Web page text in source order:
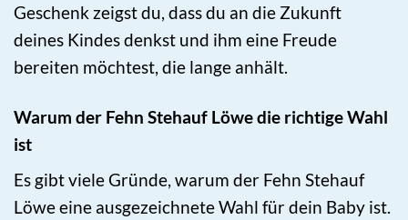
Geschenk zeigst du, dass du an die Zukunft
deines Kindes denkst und ihm eine Freude
bereiten möchtest, die lange anhält.
Warum der Fehn Stehauf Löwe die richtige Wahl
ist
Es gibt viele Gründe, warum der Fehn Stehauf
Löwe eine ausgezeichnete Wahl für dein Baby ist.